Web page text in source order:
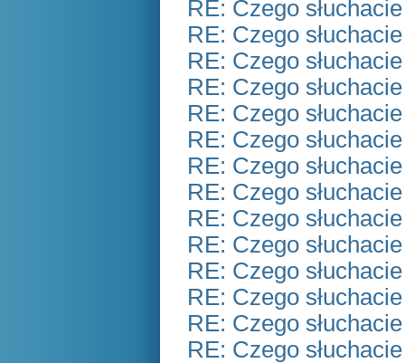
RE: Czego
RE: Czego
RE: Czego
RE: Czego
RE: Czego
RE: Czego
RE: Czego
RE: Czego
RE: Czego
RE: Czego
RE: Czego
RE: Czego
RE: Czego
RE: Czego